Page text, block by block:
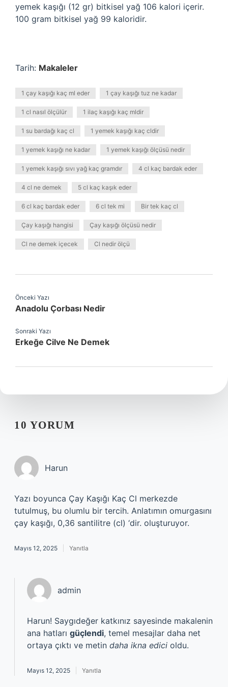
yemek kaşığı (12 gr) bitkisel yağ 106 kalori içerir.
100 gram bitkisel yağ 99 kaloridir.
Tarih: Makaleler
1 çay kaşığı kaç ml eder 1 çay kaşığı tuz ne kadar
1 cl nasıl ölçülür 1 ilaç kaşığı kaç mldir
1 su bardağı kaç cl 1 yemek kaşığı kaç cldir
1 yemek kaşığı ne kadar 1 yemek kaşığı ölçüsü nedir
1 yemek kaşığı sıvı yağ kaç gramdır 4 cl kaç bardak eder
4 cl ne demek 5 cl kaç kaşık eder
6 cl kaç bardak eder 6 cl tek mi Bir tek kaç cl
Çay kaşığı hangisi Çay kaşığı ölçüsü nedir
Cl ne demek içecek Cl nedir ölçü
Önceki Yazı
Anadolu Çorbası Nedir
Sonraki Yazı
Erkeğe Cilve Ne Demek
10 YORUM
Harun
Yazı boyunca Çay Kaşığı Kaç Cl merkezde
tutulmuş, bu olumlu bir tercih. Anlatımın omurgasını
çay kaşığı, 0,36 santilitre (cl) ‘dir. oluşturuyor.
Mayıs 12, 2025 Yanıtla
admin
Harun! Saygıdeğer katkınız sayesinde makalenin
ana hatları güçlendi, temel mesajlar daha net
ortaya çıktı ve metin daha ikna edici oldu.
Mayıs 12, 2025 Yanıtla